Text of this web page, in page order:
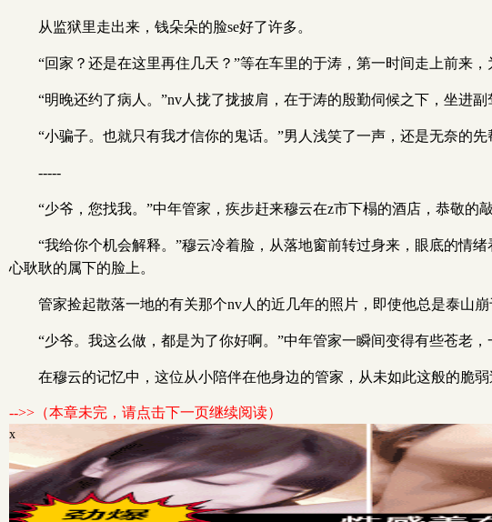
从监狱里走出来，钱朵朵的脸se好了许多。
“回家？还是在这里再住几天？”等在车里的于涛，第一时间走上前来
“明晚还约了病人。”nv人拢了拢披肩，在于涛的殷勤伺候之下，坐进副
“小骗子。也就只有我才信你的鬼话。”男人浅笑了一声，还是无奈的
-----
“少爷，您找我。”中年管家，疾步赶来穆云在z市下榻的酒店，恭敬的
“我给你个机会解释。”穆云冷着脸，从落地窗前转过身来，眼底的情
心耿耿的属下的脸上。
管家捡起散落一地的有关那个nv人的近几年的照片，即使他总是泰山
“少爷。我这么做，都是为了你好啊。”中年管家一瞬间变得有些苍老，
在穆云的记忆中，这位从小陪伴在他身边的管家，从未如此这般的脆
-->>（本章未完，请点击下一页继续阅读）
x